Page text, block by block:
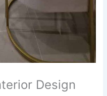
Design